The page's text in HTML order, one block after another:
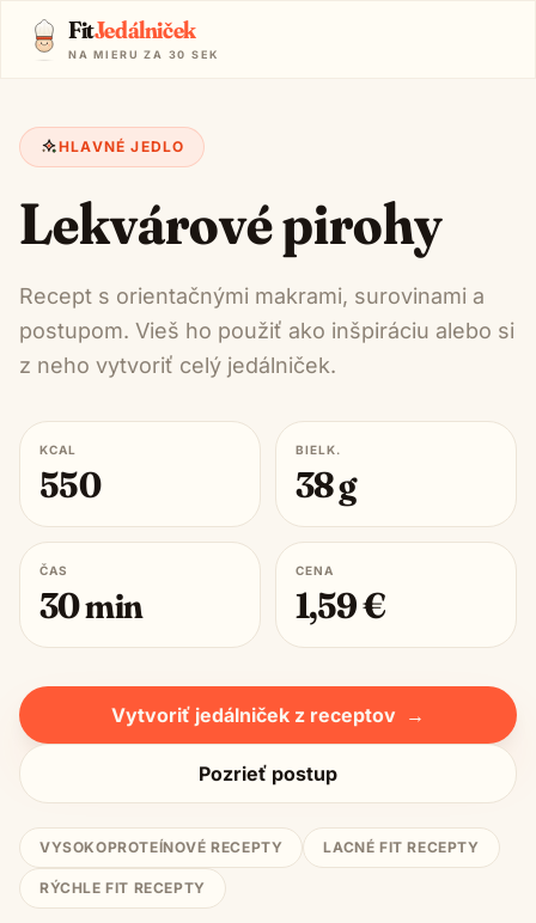
FitJedálniček
NA MIERU ZA 30 SEK
HLAVNÉ JEDLO
Lekvárové pirohy
Recept s orientačnými makrami, surovinami a
postupom. Vieš ho použiť ako inšpiráciu alebo si
z neho vytvoriť celý jedálniček.
KCAL
550
BIELK.
38g
ČAS
30min
CENA
1,59€
Vytvoriť jedálniček z receptov →
Pozrieť postup
VYSOKOPROTEÍNOVÉ RECEPTY LACNÉ FIT RECEPTY
RÝCHLE FIT RECEPTY